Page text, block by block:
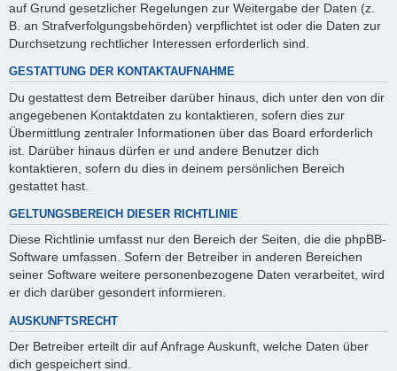
auf Grund gesetzlicher Regelungen zur Weitergabe der Daten (z.
B. an Strafverfolgungsbehörden) verpflichtet ist oder die Daten zur
Durchsetzung rechtlicher Interessen erforderlich sind.
GESTATTUNG DER KONTAKTAUFNAHME
Du gestattest dem Betreiber darüber hinaus, dich unter den von dir
angegebenen Kontaktdaten zu kontaktieren, sofern dies zur
Übermittlung zentraler Informationen über das Board erforderlich
ist. Darüber hinaus dürfen er und andere Benutzer dich
kontaktieren, sofern du dies in deinem persönlichen Bereich
gestattet hast.
GELTUNGSBEREICH DIESER RICHTLINIE
Diese Richtlinie umfasst nur den Bereich der Seiten, die die phpBB-
Software umfassen. Sofern der Betreiber in anderen Bereichen
seiner Software weitere personenbezogene Daten verarbeitet, wird
er dich darüber gesondert informieren.
AUSKUNFTSRECHT
Der Betreiber erteilt dir auf Anfrage Auskunft, welche Daten über
dich gespeichert sind.